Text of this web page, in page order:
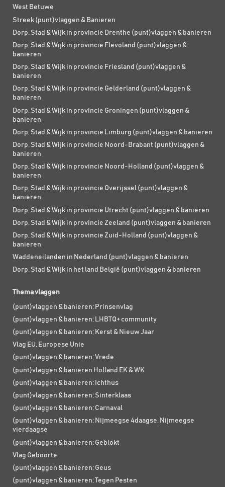
West Betuwe
Streek (punt)vlaggen & Banieren
Dorp, Stad & Wijk in provincie Drenthe (punt)vlaggen & banieren
Dorp, Stad & Wijk in provincie Flevoland (punt)vlaggen &
banieren
Dorp, Stad & Wijk in provincie Friesland (punt)vlaggen &
banieren
Dorp, Stad & Wijk in provincie Gelderland (punt)vlaggen &
banieren
Dorp, Stad & Wijk in provincie Groningen (punt)vlaggen &
banieren
Dorp, Stad & Wijk in provincie Limburg (punt)vlaggen & banieren
Dorp, Stad & Wijk in provincie Noord-Brabant (punt)vlaggen &
banieren
Dorp, Stad & Wijk in provincie Noord-Holland (punt)vlaggen &
banieren
Dorp, Stad & Wijk in provincie Overijssel (punt)vlaggen &
banieren
Dorp, Stad & Wijk in provincie Utrecht (punt)vlaggen & banieren
Dorp, Stad & Wijk in provincie Zeeland (punt)vlaggen & banieren
Dorp, Stad & Wijk in provincie Zuid-Holland (punt)vlaggen &
banieren
Waddeneilanden in Nederland (punt)vlaggen & banieren
Dorp, Stad & Wijk in het land België (punt)vlaggen & banieren
Thema vlaggen
(punt)vlaggen & banieren; Prinsenvlag
(punt)vlaggen & banieren; LHBTQ+ community
(punt)vlaggen & banieren; Kerst & Nieuw Jaar
Vlag EU, Europese Unie
(punt)vlaggen & banieren; Vrede
(punt)vlaggen & banieren Holland EK & WK
(punt)vlaggen & banieren; Ichthus
(punt)vlaggen & banieren; Sinterklaas
(punt)vlaggen & banieren; Carnaval
(punt)vlaggen & banieren; Nijmeegse 4daagse, Nijmeegse
vierdaagse
(punt)vlaggen & banieren; Geblokt
Vlag Geboorte
(punt)vlaggen & banieren; Geus
(punt)vlaggen & banieren; Tegen Pesten